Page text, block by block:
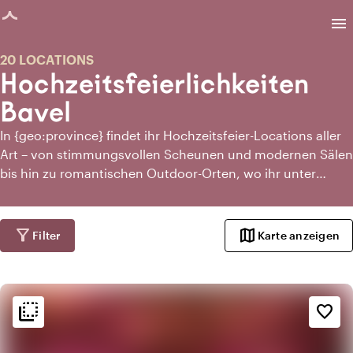
geladen
menu
Hochzeitsfeierlichkeiten
Bavel
20 LOCATIONS
In {geo:province} findet ihr Hochzeitsfeier-Locations aller
Art – von stimmungsvollen Scheunen und modernen Sälen
bis hin zu romantischen Outdoor-Orten, wo ihr unter
perfekt für Feste gemacht sind: mit Raum für Musik, Licht,
Styling und einer natürlichen Dynamik vom Toast bis zur
Tanzfläche. In {geo:province} warten Hochzeitsfeier-
wie euer Ja-Wort.
filter_alt Filter map Karte anzeigen
flip_to_back favorite_border
flip_to_back Ambiente und Ästhetik
check_box_outline_blank
Basic